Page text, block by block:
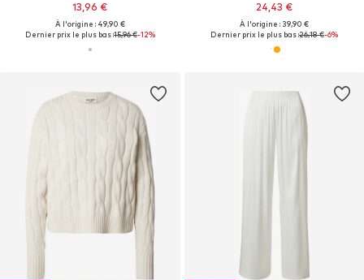
13,96 €
À l'origine : 49,90 €
Dernier prix le plus bas :15,96 €-12%
24,43 €
À l'origine : 39,90 €
Dernier prix le plus bas :26,18 €-6%